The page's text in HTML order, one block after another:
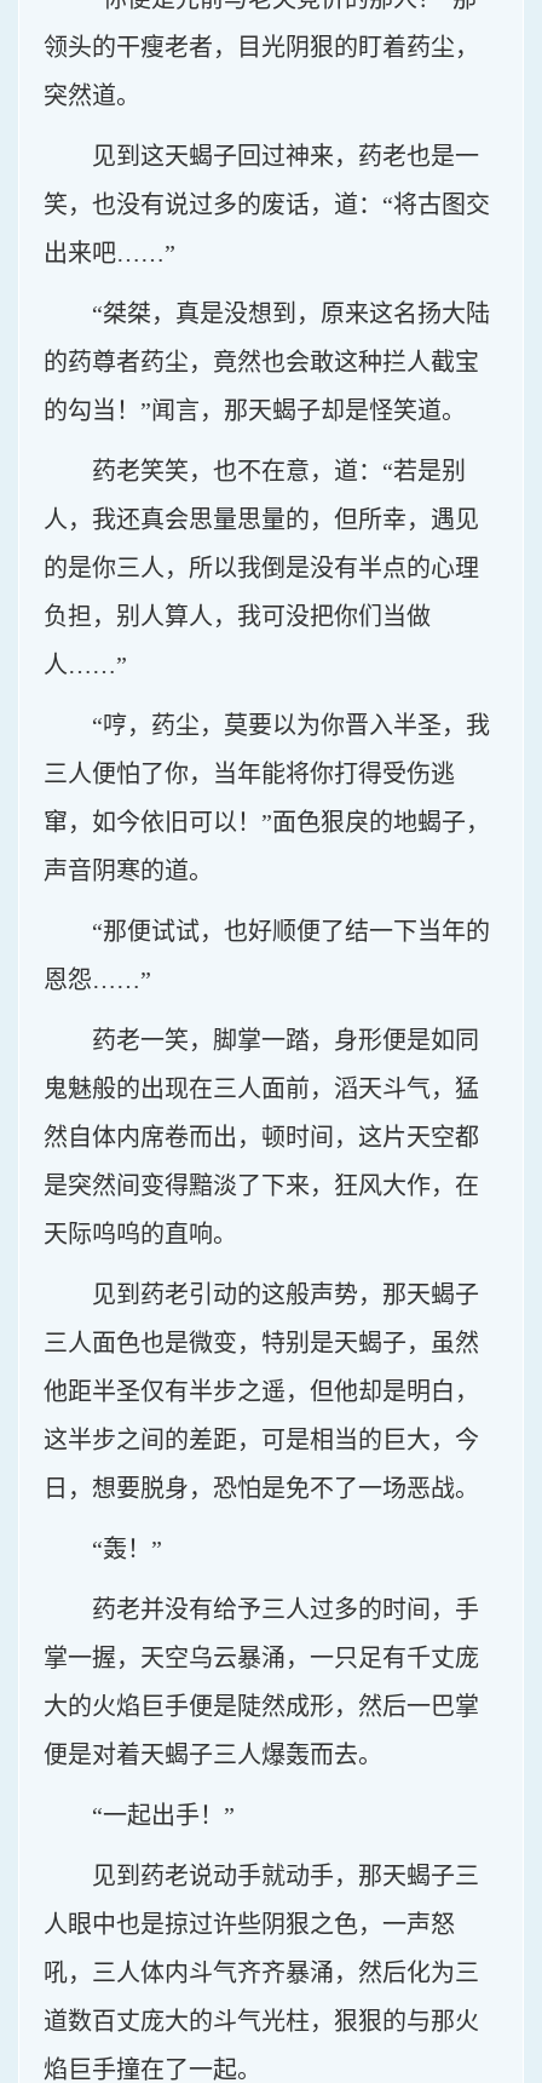
领头的干瘦老者，目光阴狠的盯着药尘，
突然道。
见到这天蝎子回过神来，药老也是一
笑，也没有说过多的废话，道：“将古图交
出来吧……”
“桀桀，真是没想到，原来这名扬大陆
的药尊者药尘，竟然也会敢这种拦人截宝
的勾当！”闻言，那天蝎子却是怪笑道。
药老笑笑，也不在意，道：“若是别
人，我还真会思量思量的，但所幸，遇见
的是你三人，所以我倒是没有半点的心理
负担，别人算人，我可没把你们当做
人……”
“哼，药尘，莫要以为你晋入半圣，我
三人便怕了你，当年能将你打得受伤逃
窜，如今依旧可以！”面色狠戾的地蝎子，
声音阴寒的道。
“那便试试，也好顺便了结一下当年的
恩怨……”
药老一笑，脚掌一踏，身形便是如同
鬼魅般的出现在三人面前，滔天斗气，猛
然自体内席卷而出，顿时间，这片天空都
是突然间变得黯淡了下来，狂风大作，在
天际呜呜的直响。
见到药老引动的这般声势，那天蝎子
三人面色也是微变，特别是天蝎子，虽然
他距半圣仅有半步之遥，但他却是明白，
这半步之间的差距，可是相当的巨大，今
日，想要脱身，恐怕是免不了一场恶战。
“轰！”
药老并没有给予三人过多的时间，手
掌一握，天空乌云暴涌，一只足有千丈庞
大的火焰巨手便是陡然成形，然后一巴掌
便是对着天蝎子三人爆轰而去。
“一起出手！”
见到药老说动手就动手，那天蝎子三
人眼中也是掠过许些阴狠之色，一声怒
吼，三人体内斗气齐齐暴涌，然后化为三
道数百丈庞大的斗气光柱，狠狠的与那火
焰巨手撞在了一起。